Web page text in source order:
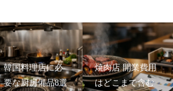
韓国料理店に必
要な厨房備品8選
焼肉店 開業費用
はどこまで含む